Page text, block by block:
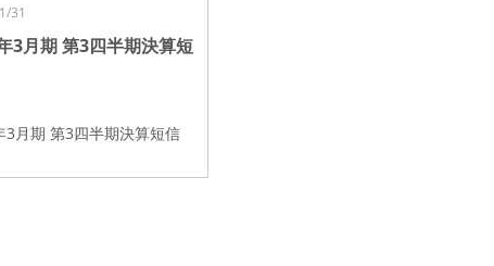
31
3月期 第3四半期決算短
3月期 第3四半期決算短信